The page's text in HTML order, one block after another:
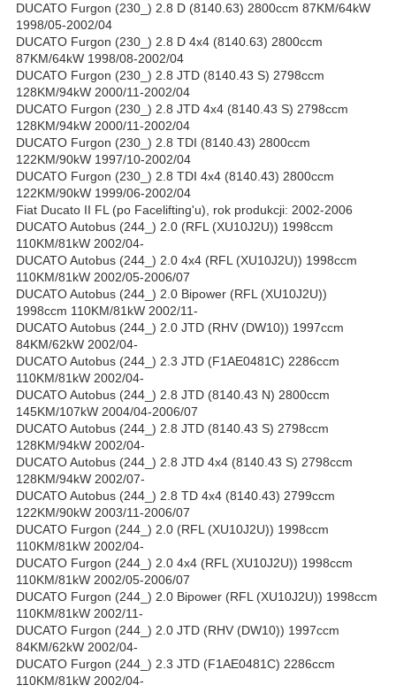
DUCATO Furgon (230_) 2.8 D (8140.63) 2800ccm 87KM/64kW
1998/05-2002/04
DUCATO Furgon (230_) 2.8 D 4x4 (8140.63) 2800ccm
87KM/64kW 1998/08-2002/04
DUCATO Furgon (230_) 2.8 JTD (8140.43 S) 2798ccm
128KM/94kW 2000/11-2002/04
DUCATO Furgon (230_) 2.8 JTD 4x4 (8140.43 S) 2798ccm
128KM/94kW 2000/11-2002/04
DUCATO Furgon (230_) 2.8 TDI (8140.43) 2800ccm
122KM/90kW 1997/10-2002/04
DUCATO Furgon (230_) 2.8 TDI 4x4 (8140.43) 2800ccm
122KM/90kW 1999/06-2002/04
Fiat Ducato II FL (po Facelifting'u), rok produkcji: 2002-2006
DUCATO Autobus (244_) 2.0 (RFL (XU10J2U)) 1998ccm
110KM/81kW 2002/04-
DUCATO Autobus (244_) 2.0 4x4 (RFL (XU10J2U)) 1998ccm
110KM/81kW 2002/05-2006/07
DUCATO Autobus (244_) 2.0 Bipower (RFL (XU10J2U))
1998ccm 110KM/81kW 2002/11-
DUCATO Autobus (244_) 2.0 JTD (RHV (DW10)) 1997ccm
84KM/62kW 2002/04-
DUCATO Autobus (244_) 2.3 JTD (F1AE0481C) 2286ccm
110KM/81kW 2002/04-
DUCATO Autobus (244_) 2.8 JTD (8140.43 N) 2800ccm
145KM/107kW 2004/04-2006/07
DUCATO Autobus (244_) 2.8 JTD (8140.43 S) 2798ccm
128KM/94kW 2002/04-
DUCATO Autobus (244_) 2.8 JTD 4x4 (8140.43 S) 2798ccm
128KM/94kW 2002/07-
DUCATO Autobus (244_) 2.8 TD 4x4 (8140.43) 2799ccm
122KM/90kW 2003/11-2006/07
DUCATO Furgon (244_) 2.0 (RFL (XU10J2U)) 1998ccm
110KM/81kW 2002/04-
DUCATO Furgon (244_) 2.0 4x4 (RFL (XU10J2U)) 1998ccm
110KM/81kW 2002/05-2006/07
DUCATO Furgon (244_) 2.0 Bipower (RFL (XU10J2U)) 1998ccm
110KM/81kW 2002/11-
DUCATO Furgon (244_) 2.0 JTD (RHV (DW10)) 1997ccm
84KM/62kW 2002/04-
DUCATO Furgon (244_) 2.3 JTD (F1AE0481C) 2286ccm
110KM/81kW 2002/04-